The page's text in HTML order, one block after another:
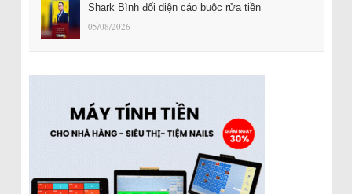
Shark Bình đối diện cáo buộc rửa tiền
05/08/2026